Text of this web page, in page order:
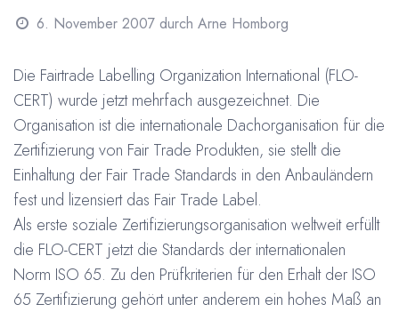
6. November 2007 durch Arne Homborg
Die Fairtrade Labelling Organization International (FLO-
CERT) wurde jetzt mehrfach ausgezeichnet. Die
Organisation ist die internationale Dachorganisation für die
Zertifizierung von Fair Trade Produkten, sie stellt die
Einhaltung der Fair Trade Standards in den Anbauländern
fest und lizensiert das Fair Trade Label.
Als erste soziale Zertifizierungsorganisation weltweit erfüllt
die FLO-CERT jetzt die Standards der internationalen
Norm ISO 65. Zu den Prüfkriterien für den Erhalt der ISO
65 Zertifizierung gehört unter anderem ein hohes Maß an